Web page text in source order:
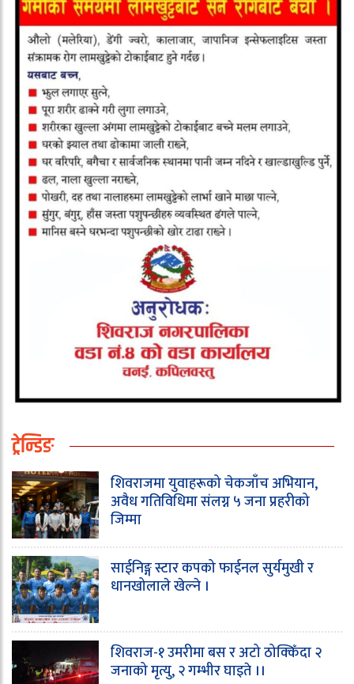
ट्रेन्डिङ
शिवराजमा युवाहरूको चेकजाँच अभियान,
अवैध गतिविधिमा संलग्न ५ जना प्रहरीको
जिम्मा
साईनिङ्ग स्टार कपको फाईनल सुर्यमुखी र
धानखोलाले खेल्ने ।
शिवराज-१ उमरीमा बस र अटो ठोक्किँदा २
जनाको मृत्यु, २ गम्भीर घाइते ।।